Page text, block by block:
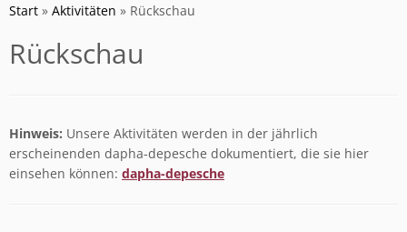
Start » Aktivitäten » Rückschau
Rückschau
Hinweis: Unsere Aktivitäten werden in der jährlich
erscheinenden dapha-depesche dokumentiert, die sie hier
einsehen können: dapha-depesche